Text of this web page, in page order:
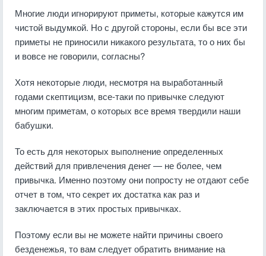
Многие люди игнорируют приметы, которые кажутся им
чистой выдумкой. Но с другой стороны, если бы все эти
приметы не приносили никакого результата, то о них бы
и вовсе не говорили, согласны?
Хотя некоторые люди, несмотря на выработанный
годами скептицизм, все-таки по привычке следуют
многим приметам, о которых все время твердили наши
бабушки.
То есть для некоторых выполнение определенных
действий для привлечения денег — не более, чем
привычка. Именно поэтому они попросту не отдают себе
отчет в том, что секрет их достатка как раз и
заключается в этих простых привычках.
Поэтому если вы не можете найти причины своего
безденежья, то вам следует обратить внимание на